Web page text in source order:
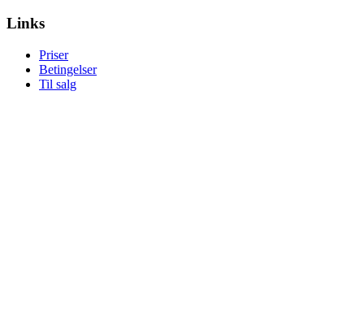
Links
Priser
Betingelser
Til salg